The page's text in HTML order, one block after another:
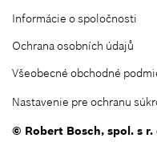
Informácie o spoločnosti
Ochrana osobních údajů
Všeobecné obchodné
Nastavenie pre ochranu
© Robert Bosch, spol. s r.